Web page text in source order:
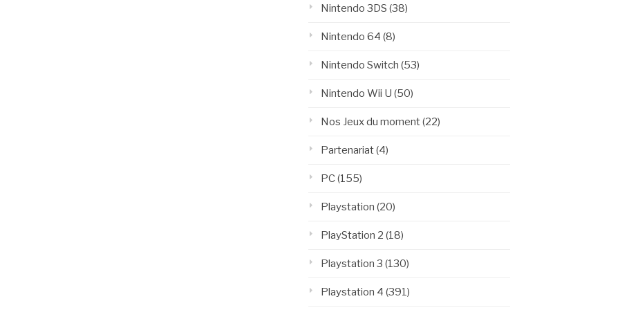
Nintendo 3DS (38)
Nintendo 64 (8)
Nintendo Switch (53)
Nintendo Wii U (50)
Nos Jeux du moment(22)
Partenariat(4)
PC(155)
Playstation (20)
PlayStation 2 (18)
Playstation 3 (130)
Playstation 4 (391)